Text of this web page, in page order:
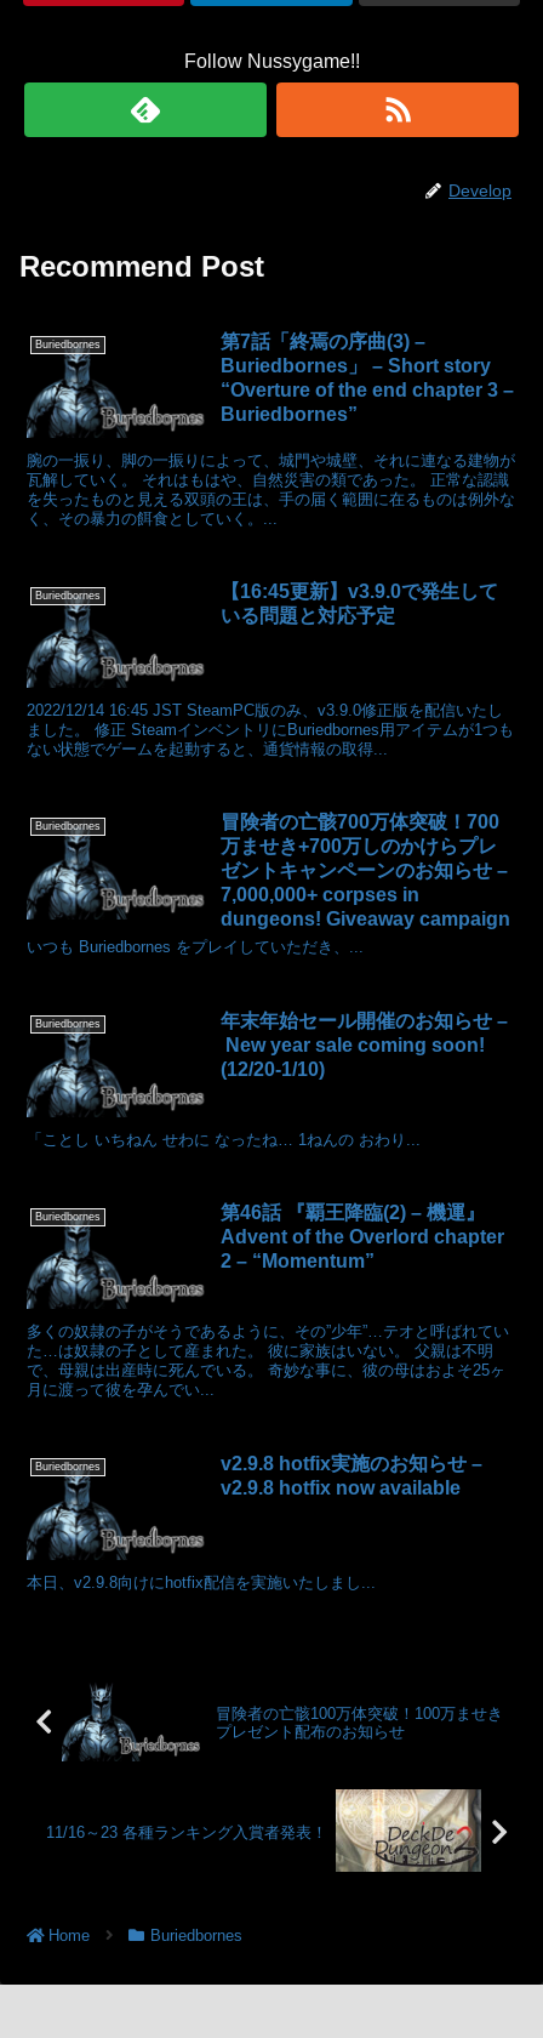
Follow Nussygame!!
Develop
Recommend Post
Buriedbornes
第7話「終焉の序曲(3) –
Buriedbornes」 – Short story
“Overture of the end chapter 3 –
Buriedbornes”
腕の一振り、脚の一振りによって、城門や城壁、それに連なる建物が
瓦解していく。 それはもはや、自然災害の類であった。 正常な認識
を失ったものと見える双頭の王は、手の届く範囲に在るものは例外な
く、その暴力の餌食としていく。...
Buriedbornes
【16:45更新】v3.9.0で発生して
いる問題と対応予定
2022/12/14 16:45 JST SteamPC版のみ、v3.9.0修正版を配信いたし
ました。 修正 SteamインベントリにBuriedbornes用アイテムが1つも
ない状態でゲームを起動すると、通貨情報の取得...
Buriedbornes
冒険者の亡骸700万体突破！700
万ませき+700万しのかけらプレ
ゼントキャンペーンのお知らせ –
7,000,000+ corpses in
dungeons! Giveaway campaign
いつも Buriedbornes をプレイしていただき、...
Buriedbornes
年末年始セール開催のお知らせ –
New year sale coming soon!
(12/20-1/10)
「ことし いちねん せわに なったね… 1ねんの おわり...
Buriedbornes
第46話 『覇王降臨(2) – 機運』
Advent of the Overlord chapter
2 – “Momentum”
多くの奴隷の子がそうであるように、その”少年”…テオと呼ばれてい
た…は奴隷の子として産まれた。 彼に家族はいない。 父親は不明
で、母親は出産時に死んでいる。 奇妙な事に、彼の母はおよそ25ヶ
月に渡って彼を孕んでい...
Buriedbornes
v2.9.8 hotfix実施のお知らせ –
v2.9.8 hotfix now available
本日、v2.9.8向けにhotfix配信を実施いたしまし...
冒険者の亡骸100万体突破！100万ませき
プレゼント配布のお知らせ
11/16～23 各種ランキング入賞者発表！
Home Buriedbornes